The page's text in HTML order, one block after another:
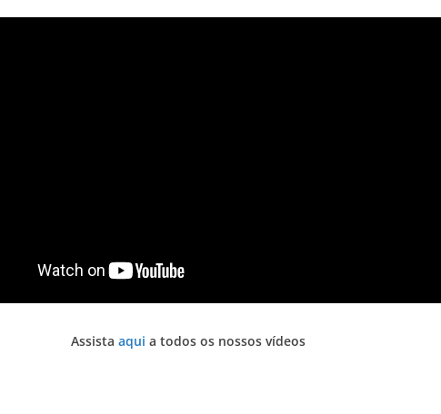
Assista aqui a todos os nossos vídeos